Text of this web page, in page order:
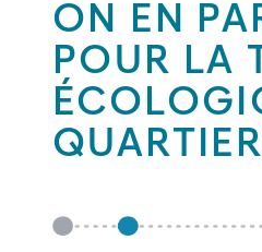
ON EN
POUR LA